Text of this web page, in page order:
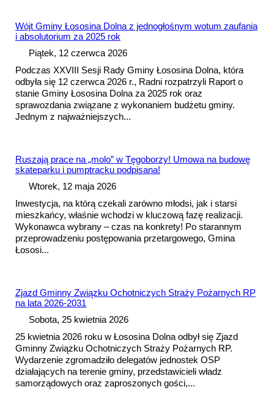
Wójt Gminy Łososina Dolna z jednogłośnym wotum zaufania
i absolutorium za 2025 rok
Piątek, 12 czerwca 2026
Podczas XXVIII Sesji Rady Gminy Łososina Dolna, która
odbyła się 12 czerwca 2026 r., Radni rozpatrzyli Raport o
stanie Gminy Łososina Dolna za 2025 rok oraz
sprawozdania związane z wykonaniem budżetu gminy.
Jednym z najważniejszych...
Ruszają prace na „molo” w Tęgoborzy! Umowa na budowę
skateparku i pumptracku podpisana!
Wtorek, 12 maja 2026
Inwestycja, na którą czekali zarówno młodsi, jak i starsi
mieszkańcy, właśnie wchodzi w kluczową fazę realizacji.
Wykonawca wybrany – czas na konkrety! Po starannym
przeprowadzeniu postępowania przetargowego, Gmina
Łososi...
Zjazd Gminny Związku Ochotniczych Straży Pożarnych RP
na lata 2026-2031
Sobota, 25 kwietnia 2026
25 kwietnia 2026 roku w Łososina Dolna odbył się Zjazd
Gminny Związku Ochotniczych Straży Pożarnych RP.
Wydarzenie zgromadziło delegatów jednostek OSP
działających na terenie gminy, przedstawicieli władz
samorządowych oraz zaproszonych gości,...